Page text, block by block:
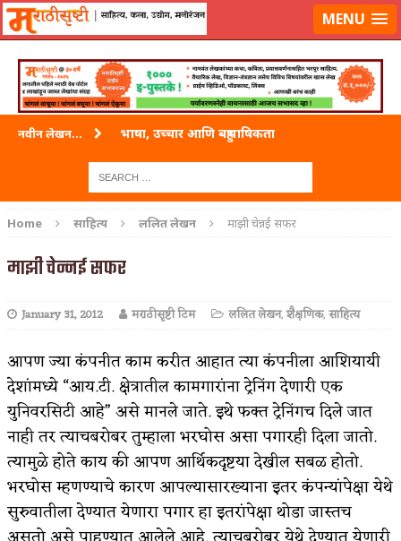
लॉग-इन करा|लेखक नोंदणी कराMENU
नवीन लेखन... भाषा, उच्चार आणि बहुभाषिकता
ताम्र – एक अफलातून धातू (COPPER)
अशी एक कविता लिहू इच्छिते
पाटलाची विहीर
शपथ
पुस्तके बदलायची आहेत तुम्हाला!
किती घोषणांचा पाऊस होता
कसं हुईन तं हू माय…
काळजाचे प्रेत
चमकदार चांदी
Home साहित्य ललित लेखन माझी चेन्नई सफर
माझी चेन्नई सफर
January 31, 2012 मराठीसृष्टी टिम ललित लेखन,शैक्षणिक,साहित्य
आपण ज्या कंपनीत काम करीत आहात त्या कंपनीला आशियायी
देशांमध्ये “आय.टी. क्षेत्रातील कामगारांना ट्रेनिंग देणारी एक
युनिवरसिटी आहे” असे मानले जाते. इथे फक्त ट्रेनिंगच दिले जात
नाही तर त्याचबरोबर तुम्हाला भरघोस असा पगारही दिला जातो.
त्यामुळे होते काय की आपण आर्थिकदृष्टया देखील सबळ होतो.
भरघोस म्हणण्याचे कारण आपल्यासारख्याना इतर कंपन्यांपेक्षा येथे
सुरुवातीला देण्यात येणारा पगार हा इतरांपेक्षा थोडा जास्तच